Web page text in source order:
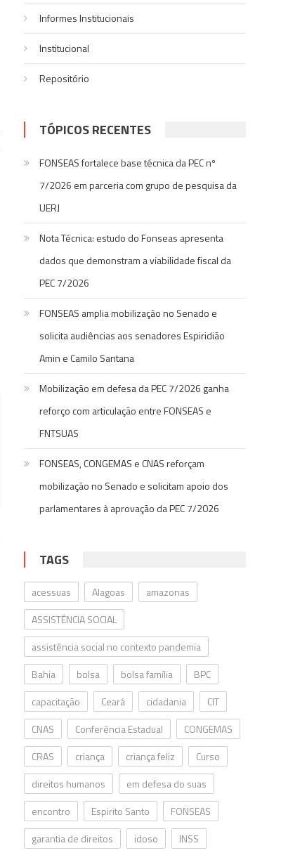
Informes Institucionais
Institucional
Repositório
TÓPICOS RECENTES
FONSEAS fortalece base técnica da PEC nº
7/2026 em parceria com grupo de pesquisa da
UERJ
Nota Técnica: estudo do Fonseas apresenta
dados que demonstram a viabilidade fiscal da
PEC 7/2026
FONSEAS amplia mobilização no Senado e
solicita audiências aos senadores Espiridião
Amin e Camilo Santana
Mobilização em defesa da PEC 7/2026 ganha
reforço com articulação entre FONSEAS e
FNTSUAS
FONSEAS, CONGEMAS e CNAS reforçam
mobilização no Senado e solicitam apoio dos
parlamentares à aprovação da PEC 7/2026
TAGS
acessuas Alagoas
amazonas
ASSISTÊNCIA SOCIAL
assistência social no contexto pandemia
Bahia
bolsa bolsa família
BPC
capacitação
Ceará cidadania
CIT
CNAS
Conferência Estadual
CONGEMAS
CRAS
criança criança feliz
Curso
direitos humanos
em defesa do suas
encontro
Espirito Santo
FONSEAS
garantia de direitos
idoso
INSS